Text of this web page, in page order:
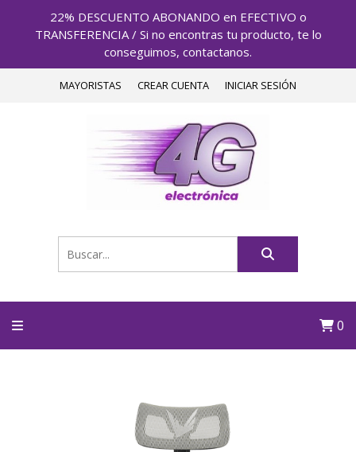
22% DESCUENTO ABONANDO en EFECTIVO o
TRANSFERENCIA / Si no encontras tu producto, te lo
conseguimos, contactanos.
MAYORISTAS CREAR CUENTA INICIAR SESIÓN
0